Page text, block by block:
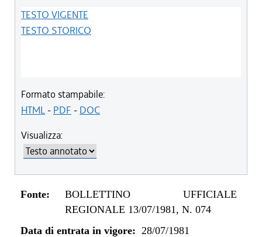
TESTO VIGENTE
TESTO STORICO
Formato stampabile:
HTML- PDF - DOC
Visualizza:
Fonte:
BOLLETTINO UFFICIALE
REGIONALE 13/07/1981, N. 074
Data di entrata in vigore: 28/07/1981